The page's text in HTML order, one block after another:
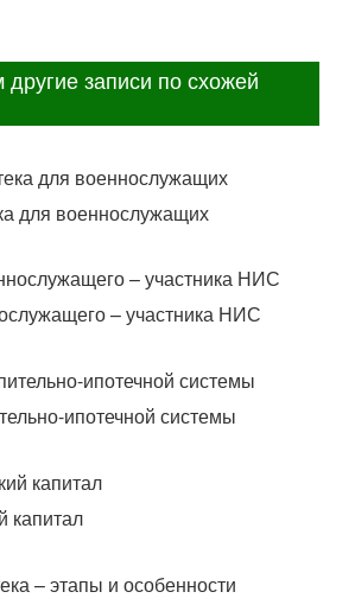
записи по схожей
для военнослужащих
– участника НИС
ипотечной системы
капитал